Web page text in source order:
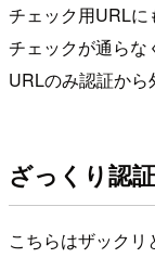
チェック用URL
チェックが通らな
URLのみ認証から
ざっくり認
こちらはザック